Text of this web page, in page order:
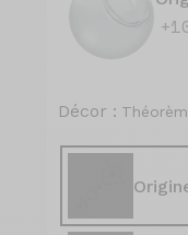
Décor :